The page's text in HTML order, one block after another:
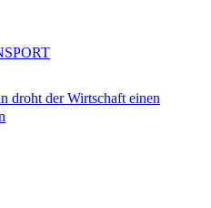
droht der Wirtschaft einen